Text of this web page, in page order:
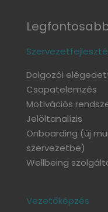
Dolgozói
Csapatelemzés
Motivációs
Jelöltanalízis
Onboarding (új
szervezetbe)
Wellbeing
Vezetőképzés